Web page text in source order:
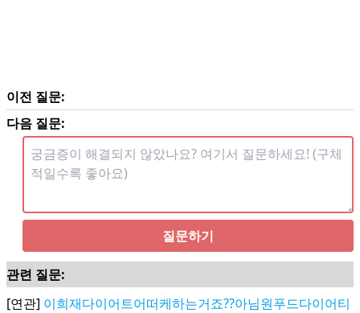
이전 질문:
다음 질문:
질문하기
관련 질문:
[연관] 이희재다이어트어떠케하는거죠??아님원푸드다이어티